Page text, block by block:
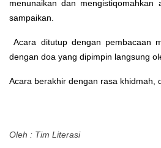
menunaikan dan mengistiqomahkan
sampaikan.
Acara ditutup dengan pembacaan
dengan doa yang dipimpin langsung
Acara berakhir dengan rasa khidmah,
Oleh : Tim Literasi